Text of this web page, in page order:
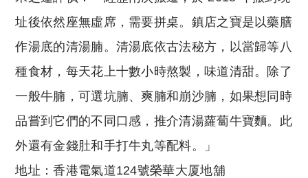
址後依然座無虛席，需要拼桌。鎮店之寶是以藥膳
作湯底的清湯腩。清湯底依古法秘方，以當歸等八
種食材，每天花上十數小時熬製，味道清甜。除了
一般牛腩，可選坑腩、爽腩和崩沙腩，如果想同時
品嘗到它們的不同口感，推介清湯蘿蔔牛寶麵。此
外還有金錢肚和手打牛丸等配料。」
地址：香港電氣道124號榮華大厦地舖